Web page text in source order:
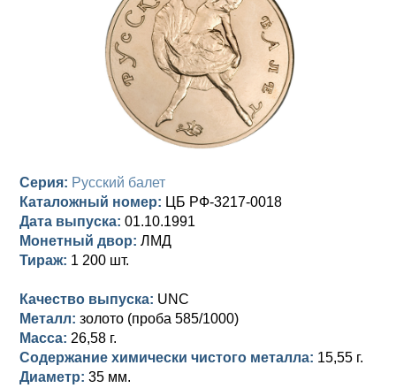
Памятные и донативные
Сибирские монеты
Для Молдавии и Валахии
Таврические монеты
Альбертусталер
Анна Иоанновна (1730-1740)
Петр II (1727-1730)
Екатерина I (1725-1727)
Золото
Серебро
Серия: Русский балет
Каталожный номер: ЦБ РФ-3217-0018
Дата выпуска: 01.10.1991
Монетный двор: ЛМД
Тираж: 1 200 шт.
Качество выпуска: UNC
Металл: золото (проба 585/1000)
Масса: 26,58 г.
Содержание химически чистого металла: 15,55 г.
Диаметр: 35 мм.